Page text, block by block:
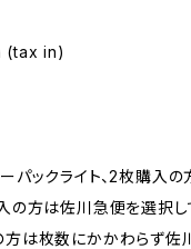
(tax in)
パックライト、2枚購入の
の方は佐川急便を選択し
方は枚数にかかわらず佐